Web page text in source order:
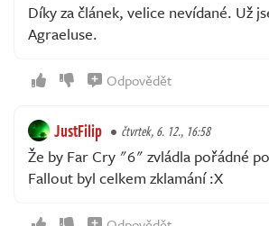
Díky za článek, velice nevídané. Už
Agraeluse.
Odpovědět
JustFilip čtvrtek, 6. 12., 16:58
Že by Far Cry "6" zvládla pořádné
Fallout byl celkem zklamání :X